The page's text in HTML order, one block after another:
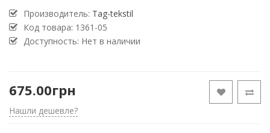
Производитель: Tag-tekstil
Код товара: 1361-05
Доступность: Нет в наличии
675.00грн
Нашли дешевле?